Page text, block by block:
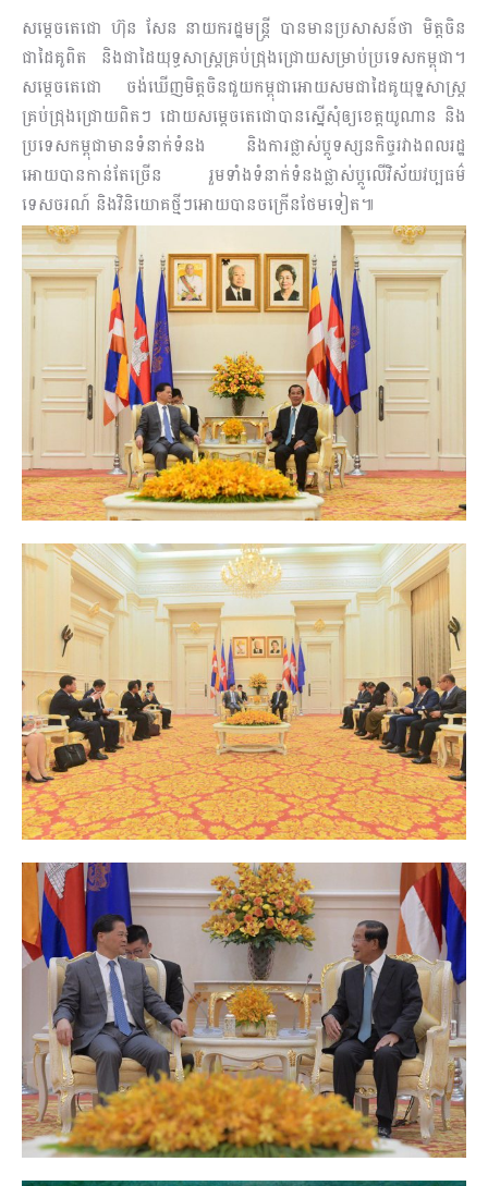
សម្តេចតេជោ ហ៊ុន សែន នាយករដ្ឋមន្ត្រី បានមានប្រសាសន៍ថា មិត្តចិន
ជាដៃគូពិត និងជាដៃយុទ្ធសាស្ត្រគ្រប់ជ្រុងជ្រោយសម្រាប់ប្រទេសកម្ពុជា។
សម្តេចតេជោ ចង់ឃើញមិត្តចិនជួយកម្ពុជាអោយសមជាដៃគូយុទ្ឋសាស្រ្ត
គ្រប់ជ្រុងជ្រោយពិតៗ ដោយសម្តេចតេជោបានស្នើសុំឲ្យខេត្តយូណាន និង
ប្រទេសកម្ពុជាមានទំនាក់ទំនង និងការផ្លាស់ប្តូទស្សនកិច្ចរវាងពលរដ្ឋ
អោយបានកាន់តែច្រើន រួមទាំងទំនាក់ទំនងផ្លាស់ប្តូលើវិស័យវប្បធម៌
ទេសចរណ៍ និងវិនិយោគថ្មីៗអោយបានចក្រើនថែមទៀត៕